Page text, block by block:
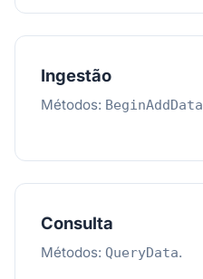
Ingestão
Métodos: BeginAddData
Consulta
Métodos: QueryData.